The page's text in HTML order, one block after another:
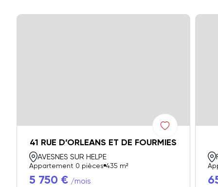
41 RUE D’ORLEANS ET DE FOURMIES
AVESNES SUR HELPE
Appartement 0 pièces 435 m²
5 750 € /mois